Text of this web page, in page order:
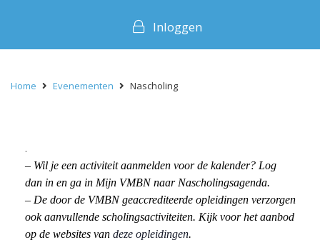
Inloggen
Home Evenementen Nascholing
.
– Wil je een activiteit aanmelden voor de kalender? Log
dan in en ga in Mijn VMBN naar Nascholingsagenda.
– De door de VMBN geaccrediteerde opleidingen verzorgen
ook aanvullende scholingsactiviteiten. Kijk voor het aanbod
op de websites van deze opleidingen.